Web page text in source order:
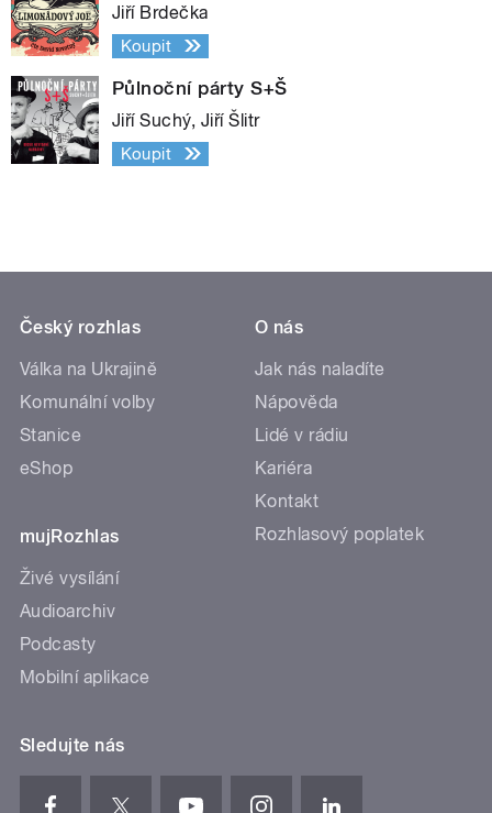
Jiří Brdečka
Koupit
Půlnoční párty S+Š
Jiří Suchý, Jiří Šlitr
Koupit
Český rozhlas
Válka na Ukrajině
Komunální volby
Stanice
eShop
mujRozhlas
Živé vysílání
Audioarchiv
Podcasty
Mobilní aplikace
O nás
Jak nás naladíte
Nápověda
Lidé v rádiu
Kariéra
Kontakt
Rozhlasový poplatek
Sledujte nás